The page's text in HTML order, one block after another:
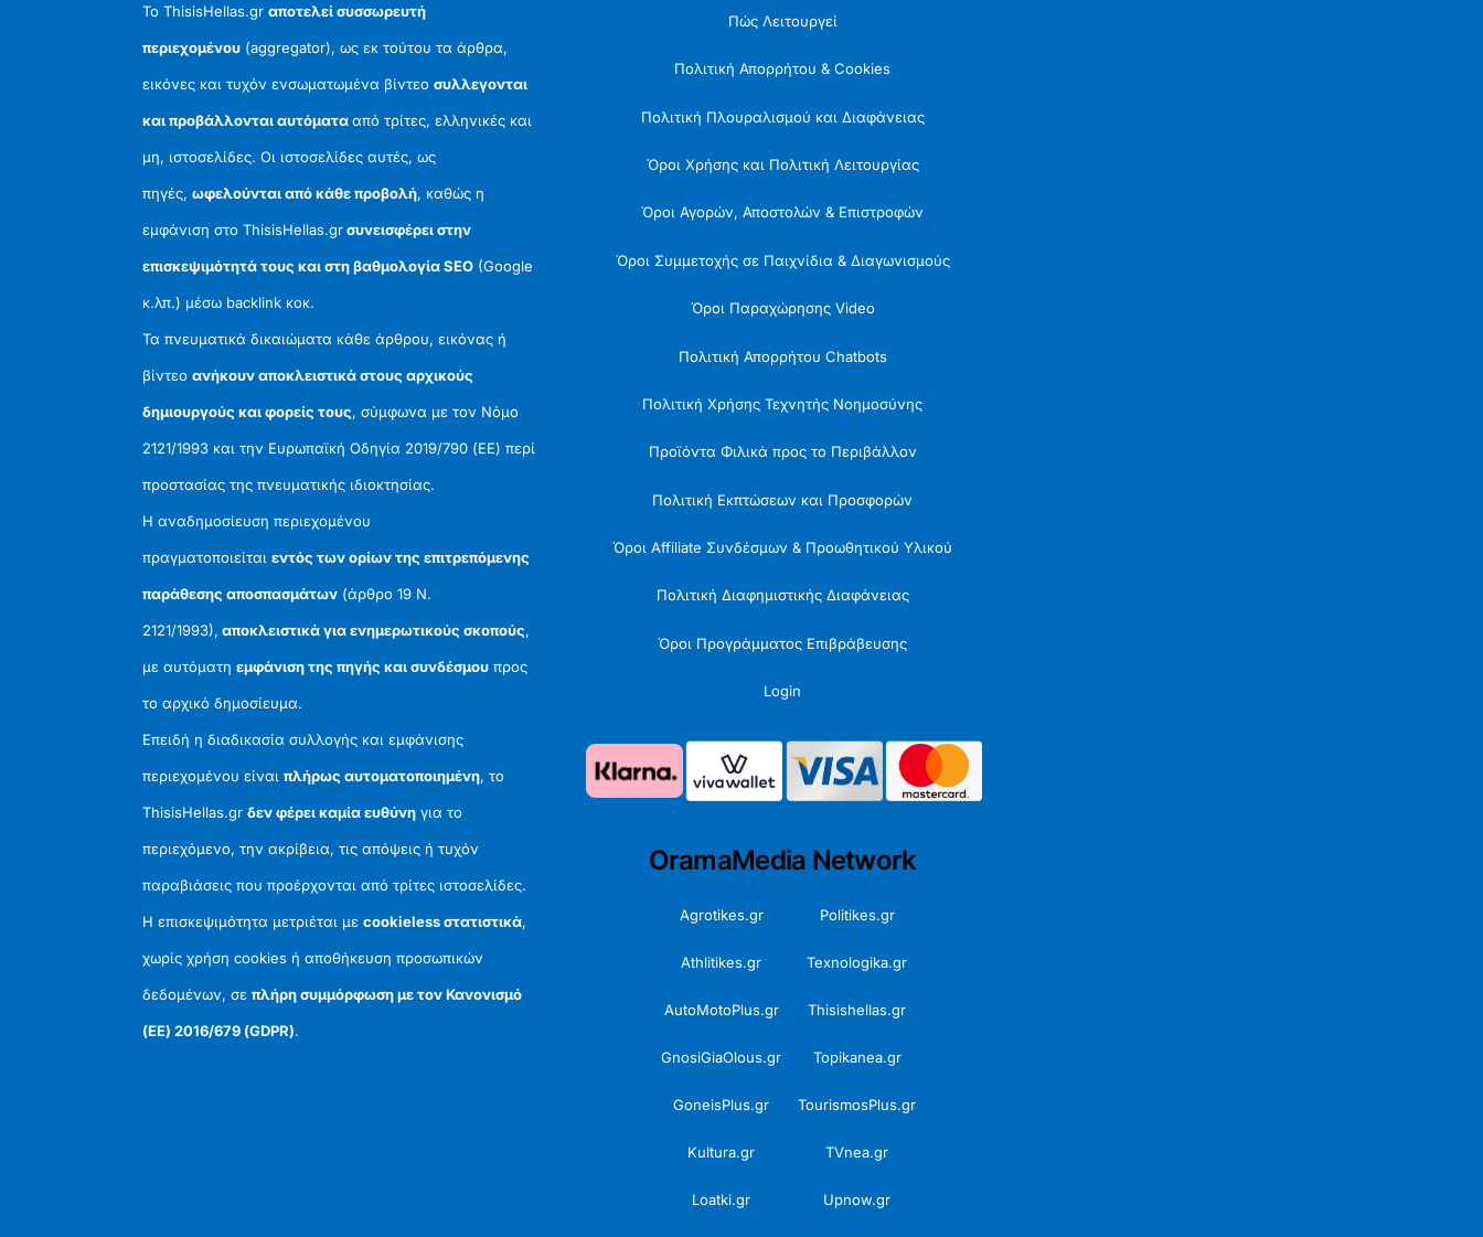
Το ThisisHellas.grαποτελεί συσσωρευτή
περιεχομένου (aggregator), ως εκ τούτου τα άρθρα,
εικόνες και τυχόν ενσωματωμένα βίντεοσυλλεγονται
και προβάλλονται αυτόματααπό τρίτες, ελληνικές και
μη, ιστοσελίδες. Οι ιστοσελίδες αυτές, ως
πηγές,ωφελούνται από κάθε προβολή, καθώς η
εμφάνιση στο ThisisHellas.grσυνεισφέρει στην
επισκεψιμότητά τους και στη βαθμολογία SEO (Google
κ.λπ.) μέσω backlink κοκ.
Τα πνευματικά δικαιώματα κάθε άρθρου, εικόνας ή
βίντεοανήκουν αποκλειστικά στους αρχικούς
δημιουργούς και φορείς τους, σύμφωνα με τον Νόμο
2121/1993 και την Ευρωπαϊκή Οδηγία 2019/790 (ΕΕ) περί
προστασίας της πνευματικής ιδιοκτησίας.
Η αναδημοσίευση περιεχομένου
πραγματοποιείταιεντός των ορίων της επιτρεπόμενης
παράθεσης αποσπασμάτων (άρθρο 19 Ν.
2121/1993), αποκλειστικά για ενημερωτικούς σκοπούς,
με αυτόματηεμφάνιση της πηγής και συνδέσμου προς
το αρχικό δημοσίευμα.
Επειδή η διαδικασία συλλογής και εμφάνισης
περιεχομένου είναιπλήρως αυτοματοποιημένη, το
ThisisHellas.grδεν φέρει καμία ευθύνη για το
περιεχόμενο, την ακρίβεια, τις απόψεις ή τυχόν
παραβιάσεις που προέρχονται από τρίτες ιστοσελίδες.
Η επισκεψιμότητα μετριέται μεcookieless στατιστικά,
χωρίς χρήση cookies ή αποθήκευση προσωπικών
δεδομένων, σεπλήρη συμμόρφωση με τον Κανονισμό
(ΕΕ) 2016/679 (GDPR).
Πώς Λειτουργεί
Πολιτική Απορρήτου & Cookies
Πολιτική Πλουραλισμού και Διαφάνειας
Όροι Χρήσης και Πολιτική Λειτουργίας
Όροι Αγορών, Αποστολών & Επιστροφών
Όροι Συμμετοχής σε Παιχνίδια & Διαγωνισμούς
Όροι Παραχώρησης Video
Πολιτική Απορρήτου Chatbots
Πολιτική Χρήσης Τεχνητής Νοημοσύνης
Προϊόντα Φιλικά προς το Περιβάλλον
Πολιτική Εκπτώσεων και Προσφορών
Όροι Affiliate Συνδέσμων & Προωθητικού Υλικού
Πολιτική Διαφημιστικής Διαφάνειας
Όροι Προγράμματος Επιβράβευσης
Login
OramaMedia Network
Agrotikes.gr Politikes.gr
Athlitikes.gr Texnologika.gr
AutoMotoPlus.gr Thisishellas.gr
GnosiGiaOlous.gr Topikanea.gr
GoneisPlus.gr TourismosPlus.gr
Kultura.gr TVnea.gr
Loatki.gr Upnow.gr